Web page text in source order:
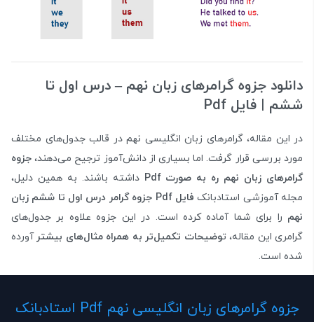
دانلود جزوه گرامرهای زبان نهم – درس اول تا
ششم | فایل Pdf
در این مقاله، گرامرهای زبان انگلیسی نهم در قالب جدول‌های مختلف
مورد بررسی قرار گرفت. اما بسیاری از دانش‌آموز ترجیح می‌دهند، جزوه
گرامرهای زبان نهم ره به صورت Pdf
داشته باشند. به همین دلیل،
مجله آموزشی استادبانک
فایل Pdf جزوه گرامر درس اول تا ششم زبان
نهم را برای شما آماده کرده است. در این جزوه علاوه بر جدول‌های
گرامری این مقاله، توضیحات تکمیل‌تر به همراه مثال‌های بیشتر آورده
شده است.
جزوه گرامرهای زبان انگلیسی نهم Pdf استادبانک